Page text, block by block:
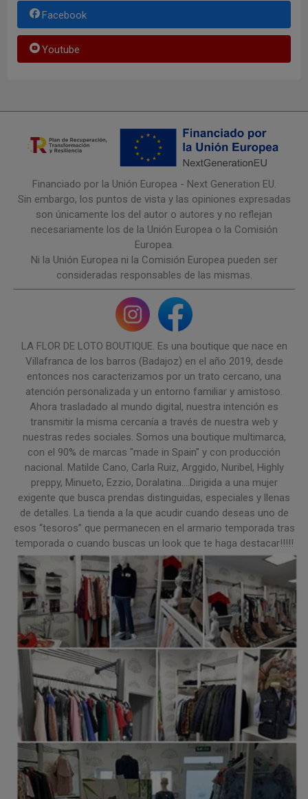
Facebook
Youtube
Financiado por la Unión Europea - Next Generation EU.
Sin embargo, los puntos de vista y las opiniones expresadas
son únicamente los del autor o autores y no reflejan
necesariamente los de la Unión Europea o la Comisión
Europea.
Ni la Unión Europea ni la Comisión Europea pueden ser
consideradas responsables de las mismas.
LA FLOR DE LOTO BOUTIQUE. Es una boutique que nace en
Villafranca de los barros (Badajoz) en el año 2019, desde
entonces nos caracterizamos por un trato cercano, una
atención personalizada y un entorno familiar y amistoso.
Ahora trasladado al mundo digital, nuestra intención es
transmitir la misma cercanía a través de nuestra web y
nuestras redes sociales. Somos una boutique multimarca,
con el 90% de marcas "made in Spain" y con producción
nacional. Matilde Cano, Carla Ruiz, Arggido, Nuribel, Highly
preppy, Minueto, Ezzio, Doralatina....Dirigida a una mujer
exigente que busca prendas distinguidas, especiales y llenas
de detalles. La tienda a la que acudir cuando deseas uno de
esos “tesoros” que permanecen en el armario temporada tras
temporada o cuando buscas un look que te haga destacar!!!!!